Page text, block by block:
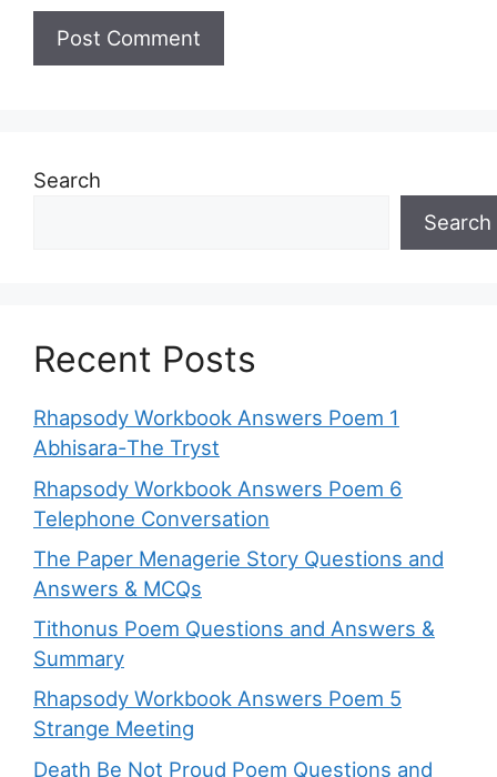
Search
Search
Recent Posts
Rhapsody Workbook Answers Poem 1
Abhisara-The Tryst
Rhapsody Workbook Answers Poem 6
Telephone Conversation
The Paper Menagerie Story Questions and
Answers & MCQs
Tithonus Poem Questions and Answers &
Summary
Rhapsody Workbook Answers Poem 5
Strange Meeting
Death Be Not Proud Poem Questions and